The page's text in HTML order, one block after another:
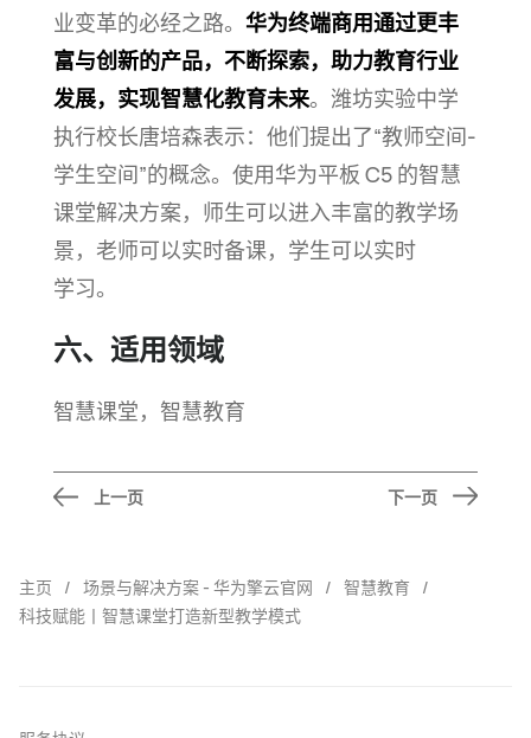
业变革的必经之路。 华为终端商用通过更丰
富与创新的产品，不断探索，助力教育行业
发展，实现智慧化教育未来。潍坊实验中学
执行校长唐培森表示：他们提出了“教师空间-
学生空间”的概念。使用华为平板 C5 的智慧
课堂解决方案，师生可以进入丰富的教学场
景，老师可以实时备课，学生可以实时
学习。
六、适用领域
智慧课堂，智慧教育
上一页 下一页
主页 场景与解决方案 - 华为擎云官网
智慧教育
科技赋能丨智慧课堂打造新型教学模式